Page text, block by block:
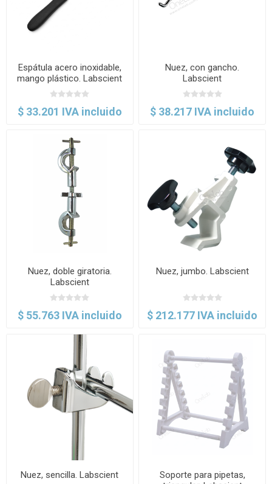
Espátula acero inoxidable,
mango plástico. Labscient
$ 33.201 IVA incluido
Nuez, con gancho.
Labscient
$ 38.217 IVA incluido
Nuez, doble giratoria.
Labscient
$ 55.763 IVA incluido
Nuez, jumbo. Labscient
$ 212.177 IVA incluido
Nuez, sencilla. Labscient
Soporte para pipetas,